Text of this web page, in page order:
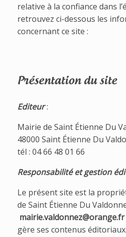
relative à la confiance dans
retrouvez ci-dessous les
concernant ce site :
Présentation du site
Editeur:
Mairie de Saint Étienne Du
48000 Saint Étienne Du
tél : 04 66 48 01 66
Responsabilité et gestion
Le présent site est la
de Saint Étienne Du
mairie.valdonnez@orange.fr
gère ses contenus éditoriaux.